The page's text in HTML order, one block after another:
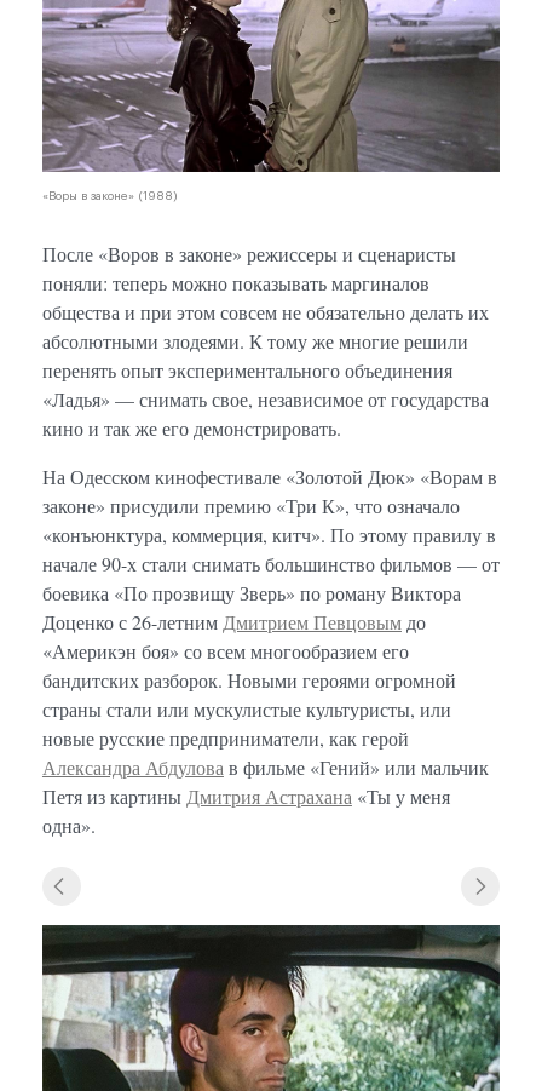
«Воры в законе» (1988)
После «Воров в законе» режиссеры и сценаристы
поняли: теперь можно показывать маргиналов
общества и при этом совсем не обязательно делать их
абсолютными злодеями. К тому же многие решили
перенять опыт экспериментального объединения
«Ладья» — снимать свое, независимое от государства
кино и так же его демонстрировать.
На Одесском кинофестивале «Золотой Дюк» «Ворам в
законе» присудили премию «Три К», что означало
«конъюнктура, коммерция, китч». По этому правилу в
начале 90-х стали снимать большинство фильмов — от
боевика «По прозвищу Зверь» по роману Виктора
Доценко с 26-летним Дмитрием Певцовымдо
«Америкэн боя» со всем многообразием его
бандитских разборок. Новыми героями огромной
страны стали или мускулистые культуристы, или
новые русские предприниматели, как герой
Александра Абдулова в фильме «Гений» или мальчик
Петя из картины Дмитрия Астрахана «Ты у меня
одна».